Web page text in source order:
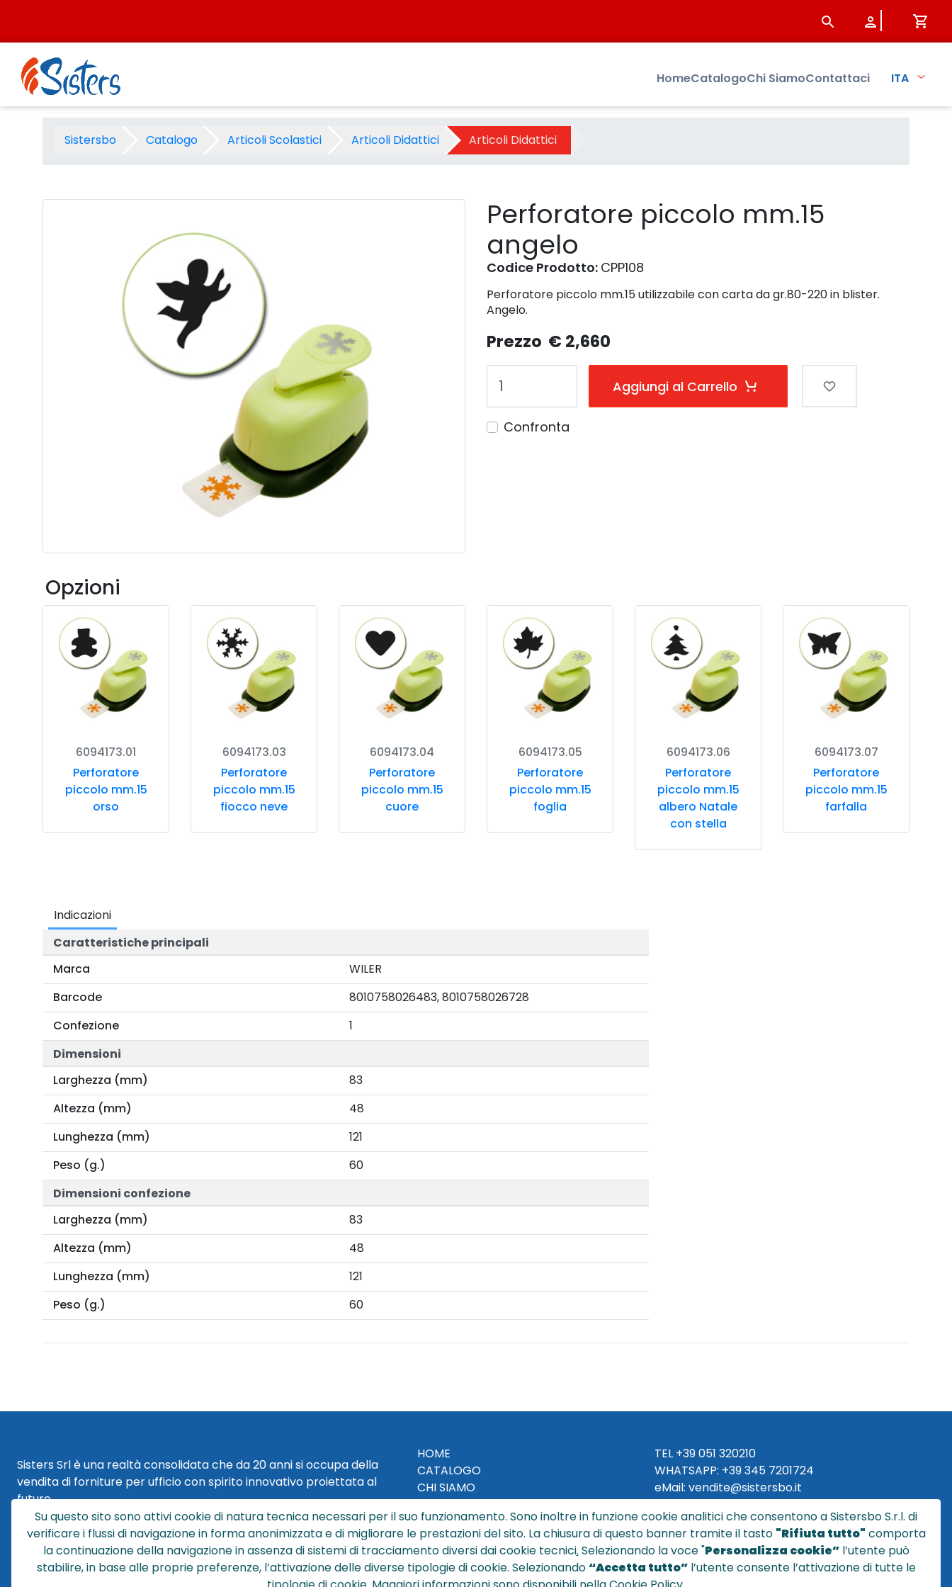
Perforatore piccolo mm.15 angelo - Prodotto - Sistersbo
HomeCatalogoChi SiamoContattaci ITA
Sistersbo Catalogo Articoli Scolastici Articoli Didattici Articoli Didattici
Perforatore piccolo mm.15
angelo
Codice Prodotto: CPP108
Perforatore piccolo mm.15 utilizzabile con carta da gr.80-220 in blister.
Angelo.
Prezzo € 2,660
Aggiungi al Carrello
Confronta
Opzioni
6094173.01
Perforatore
piccolo mm.15
orso
6094173.03
Perforatore
piccolo mm.15
fiocco neve
6094173.04
Perforatore
piccolo mm.15
cuore
6094173.05
Perforatore
piccolo mm.15
foglia
6094173.06
Perforatore
piccolo mm.15
albero Natale
con stella
6094173.07
Perforatore
piccolo mm.15
farfalla
Indicazioni
Caratteristiche principali
Marca
WILER
Barcode
8010758026483, 8010758026728
Confezione
1
Dimensioni
Larghezza (mm)
83
Altezza (mm)
48
Lunghezza (mm)
121
Peso (g.)
60
Dimensioni confezione
Larghezza (mm)
83
Altezza (mm)
48
Lunghezza (mm)
121
Peso (g.)
60
Sisters Srl è una realtà consolidata che da 20 anni si occupa della
vendita di forniture per ufficio con spirito innovativo proiettata al
futuro.
Sisters Srl | Sede Legale
Via Cesare Battisti 29
40018 San Pietro in Casale (BO)
HOME
CATALOGO
CHI SIAMO
NEWS
CONTATTACI
CONDIZIONI DI VENDITA
POLICY PRIVACY
TEL +39 051 320210
WHATSAPP: +39345 7201724
eMail: vendite@sistersbo.it
Orari Uffici:
Lun - Ven: 08:30 - 18:00
Su questo sito sono attivi cookie di natura tecnica necessari per il suo funzionamento. Sono inoltre in funzione cookie analitici che consentono a Sistersbo S.r.l. di
verificare i flussi di navigazione in forma anonimizzata e di migliorare le prestazioni del sito. La chiusura di questo banner tramite il tasto "Rifiuta tutto" comporta
la continuazione della navigazione in assenza di sistemi di tracciamento diversi dai cookie tecnici. Selezionando la voce "Personalizza cookie”l’utente può
stabilire, in base alle proprie preferenze, l’attivazione delle diverse tipologie di cookie. Selezionando “Accetta tutto”l’utente consente l’attivazione di tutte le